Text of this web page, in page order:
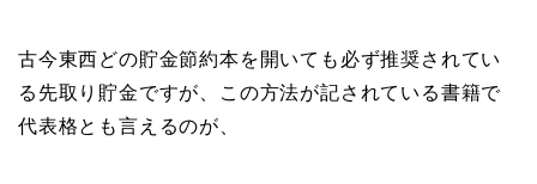
古今東西どの貯金節約本を開いても必ず推奨されてい
る先取り貯金ですが、この方法が記されている書籍で
代表格とも言えるのが、